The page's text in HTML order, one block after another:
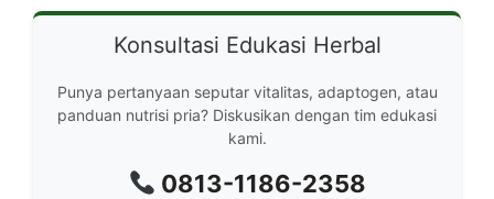
Konsultasi Edukasi Herbal
Punya pertanyaan seputar vitalitas, adaptogen, atau
panduan nutrisi pria? Diskusikan dengan tim edukasi
kami.
0813-1186-2358